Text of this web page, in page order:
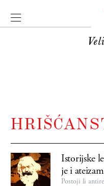
Istorijske
je i
Postoji li